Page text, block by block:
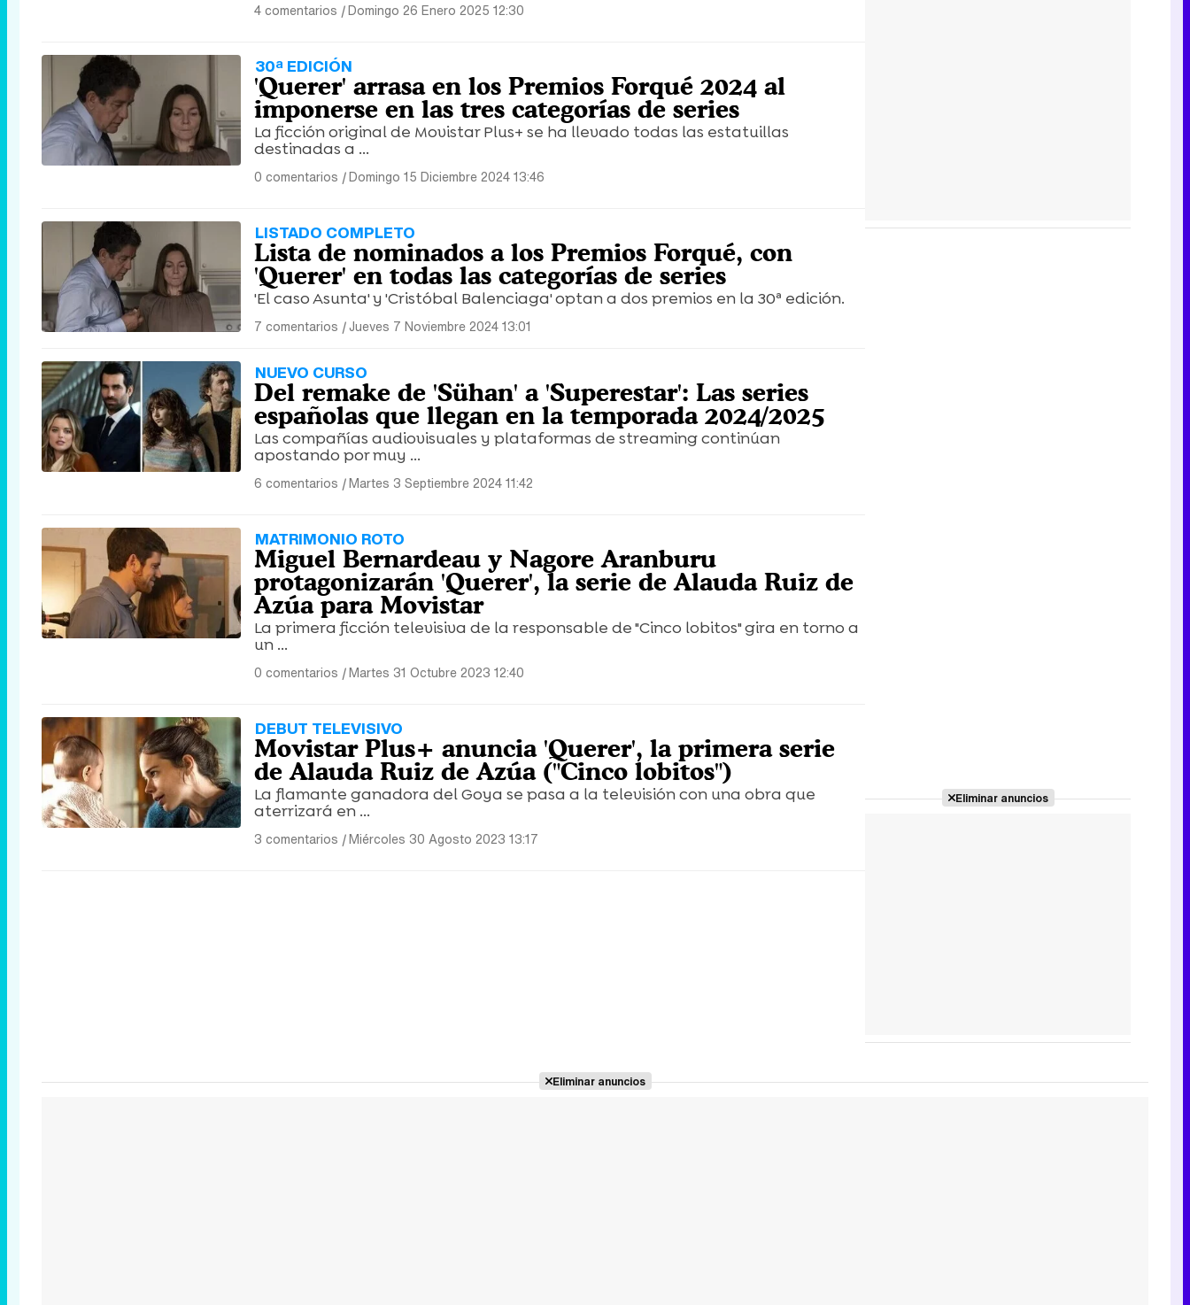
4 comentarios |Domingo 26 Enero 2025 12:30
30ª EDICIÓN
'Querer' arrasa en los Premios Forqué 2024 al
imponerse en las tres categorías de series
La ficción original de Movistar Plus+ se ha llevado todas las estatuillas
destinadas a ...
0 comentarios |Domingo 15 Diciembre 2024 13:46
LISTADO COMPLETO
Lista de nominados a los Premios Forqué, con
'Querer' en todas las categorías de series
'El caso Asunta' y 'Cristóbal Balenciaga' optan a dos premios en la 30ª edición.
7 comentarios |Jueves 7 Noviembre 2024 13:01
NUEVO CURSO
Del remake de 'Sühan' a 'Superestar': Las series
españolas que llegan en la temporada 2024/2025
Las compañías audiovisuales y plataformas de streaming continúan
apostando por muy ...
6 comentarios |Martes 3 Septiembre 2024 11:42
MATRIMONIO ROTO
Miguel Bernardeau y Nagore Aranburu
protagonizarán 'Querer', la serie de Alauda Ruiz de
Azúa para Movistar
La primera ficción televisiva de la responsable de "Cinco lobitos" gira en torno a
un ...
0 comentarios |Martes 31 Octubre 2023 12:40
DEBUT TELEVISIVO
Movistar Plus+ anuncia 'Querer', la primera serie
de Alauda Ruiz de Azúa ("Cinco lobitos")
La flamante ganadora del Goya se pasa a la televisión con una obra que
aterrizará en ...
3 comentarios |Miércoles 30 Agosto 2023 13:17
Eliminar anuncios
Eliminar anuncios